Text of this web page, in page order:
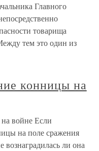
Главного
товарища
тем это один из
конницы на
войне Если
на поле сражения
вознаградилась ли она